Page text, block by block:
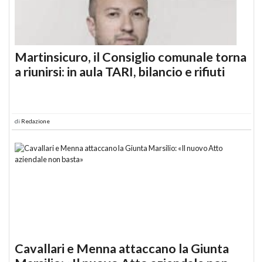
Martinsicuro, il Consiglio comunale torna
a riunirsi: in aula TARI, bilancio e rifiuti
di Redazione
Cavallari e Menna attaccano la Giunta